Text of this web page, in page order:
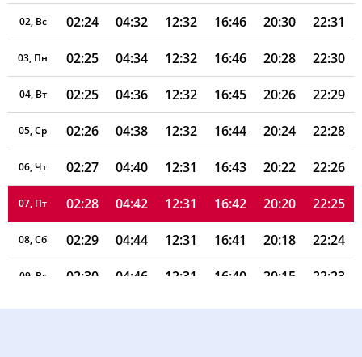
02, Вс 02:24 04:32 12:32 16:46 20:30 22:31
03, Пн 02:25 04:34 12:32 16:46 20:28 22:30
04, Вт 02:25 04:36 12:32 16:45 20:26 22:29
05, Ср 02:26 04:38 12:32 16:44 20:24 22:28
06, Чт 02:27 04:40 12:31 16:43 20:22 22:26
07, Пт 02:28 04:42 12:31 16:42 20:20 22:25
08, Сб 02:29 04:44 12:31 16:41 20:18 22:24
09, Вс 02:30 04:46 12:31 16:40 20:15 22:23
10, Пн 02:30 04:48 12:31 16:39 20:13 22:22